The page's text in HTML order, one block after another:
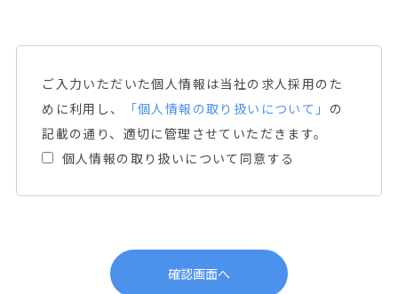
ご⼊⼒いただいた個⼈情報は当社の求人採用のた
めに利用し、
「個人情報の取り扱いについて」 の
記載の通り、適切に管理させていただきます。
個人情報の取り扱いについて同意する